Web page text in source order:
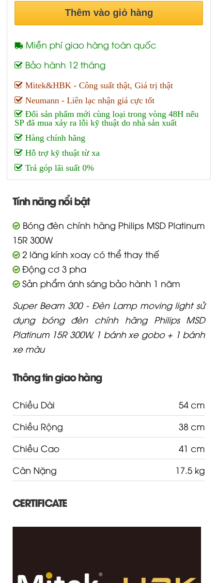
Thêm vào giỏ hàng
Miễn phí giao hàng toàn quốc
Bảo hành 12 tháng
Mitek&HBK - Công suất thật, Giá trị thật
Neumann - Liên lạc nhận giá cực tốt
Đổi sản phẩm mới cùng loại trong vòng 48H nếu
SP đã mua xảy ra lỗi kỹ thuật do nhà sản xuất
Hàng chính hãng
Hỗ trợ kỹ thuật từ xa
Trả góp lãi suất 0%
Tính năng nổi bật
Bóng đèn chính hãng Philips MSD Platinum
15R 300W
2 lăng kính xoay có thể thay thế
Động cơ 3 pha
Sản phẩm ánh sáng bảo hành 1 năm
Super Beam 300 - Đèn Lamp moving light sử
dụng bóng đèn chính hãng Philips MSD
Platinum 15R 300W, 1 bánh xe gobo + 1 bánh
xe màu
Thông tin giao hàng
Chiều Dài
54 cm
Chiều Rộng
38 cm
Chiều Cao
41 cm
Cân Nặng
17.5 kg
CERTIFICATE